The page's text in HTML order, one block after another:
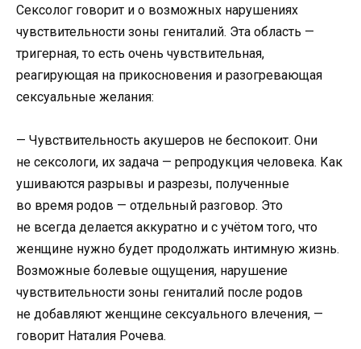
Сексолог говорит и о возможных нарушениях
чувствительности зоны гениталий. Эта область —
тригерная, то есть очень чувствительная,
реагирующая на прикосновения и разогревающая
сексуальные желания:
— Чувствительность акушеров не беспокоит. Они
не сексологи, их задача — репродукция человека. Как
ушиваются разрывы и разрезы, полученные
во время родов — отдельный разговор. Это
не всегда делается аккуратно и с учётом того, что
женщине нужно будет продолжать интимную жизнь.
Возможные болевые ощущения, нарушение
чувствительности зоны гениталий после родов
не добавляют женщине сексуального влечения, —
говорит Наталия Рочева.